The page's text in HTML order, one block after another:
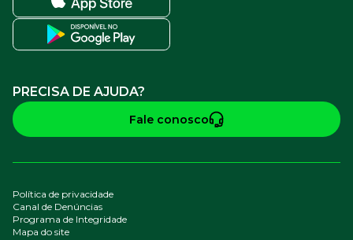
PRECISA DE AJUDA?
Fale conosco
Política de privacidade
Canal de Denúncias
Programa de Integridade
Mapa do site